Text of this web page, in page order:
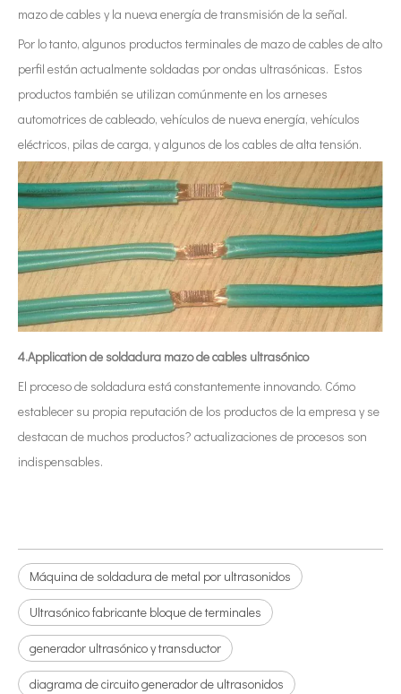
mazo de cables y la nueva energía de transmisión de la señal.
Por lo tanto, algunos productos terminales de mazo de cables de alto
perfil están actualmente soldadas por ondas ultrasónicas. Estos
productos también se utilizan comúnmente en los arneses
automotrices de cableado, vehículos de nueva energía, vehículos
eléctricos, pilas de carga, y algunos de los cables de alta tensión.
4.Application de soldadura mazo de cables ultrasónico
El proceso de soldadura está constantemente innovando. Cómo
establecer su propia reputación de los productos de la empresa y se
destacan de muchos productos? actualizaciones de procesos son
indispensables.
Máquina de soldadura de metal por ultrasonidos
Ultrasónico fabricante bloque de terminales
generador ultrasónico y transductor
diagrama de circuito generador de ultrasonidos